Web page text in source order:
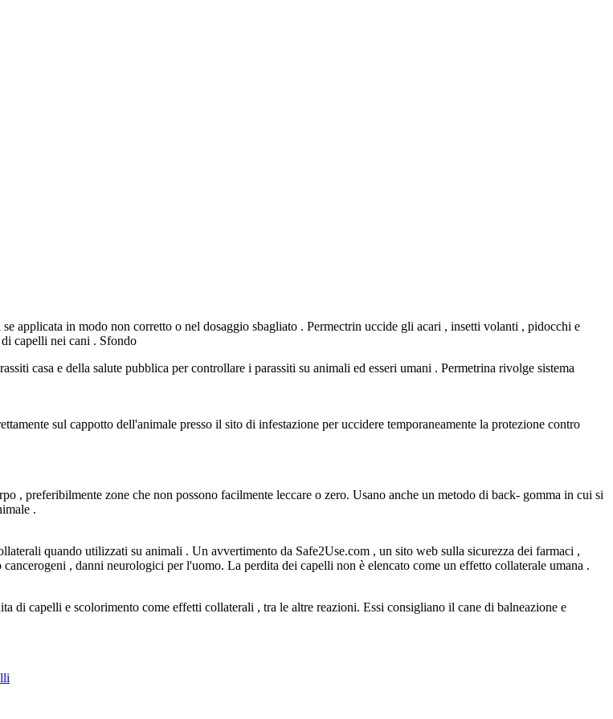
applicata in modo non corretto o nel dosaggio sbagliato . Permectrin uccide gli acari , insetti volanti , pidocchi e
capelli nei cani . Sfondo
casa e della salute pubblica per controllare i parassiti su animali ed esseri umani . Permetrina rivolge sistema
sul cappotto dell'animale presso il sito di infestazione per uccidere temporaneamente la protezione contro
, preferibilmente zone che non possono facilmente leccare o zero. Usano anche un metodo di back- gomma in cui si
.
quando utilizzati su animali . Un avvertimento da Safe2Use.com , un sito web sulla sicurezza dei farmaci ,
, danni neurologici per l'uomo. La perdita dei capelli non è elencato come un effetto collaterale umana .
di capelli e scolorimento come effetti collaterali , tra le altre reazioni. Essi consigliano il cane di balneazione e